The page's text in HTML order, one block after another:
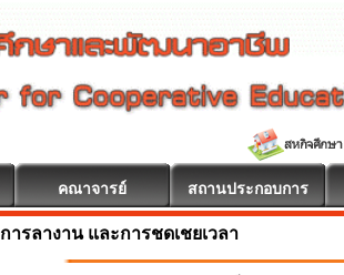
คณาจารย์ สถานประกอบการ
การลางาน และการชดเชยเวลา